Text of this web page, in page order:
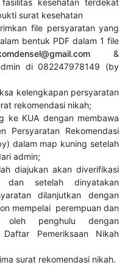
surat kesehatan
file persyaratan yang
bentuk PDF dalam 1 file
&
di 082247978149 (by
kelengkapan persyaratan
rekomendasi nikah;
ke KUA dengan membawa
Persyaratan Rekomendasi
dalam map kuning setelah
admin;
diajukan akan diverifikasi
dan setelah dinyatakan
dilanjutkan dengan
mempelai perempuan dan
penghulu dengan
Daftar Pemeriksaan Nikah
surat rekomendasi nikah.